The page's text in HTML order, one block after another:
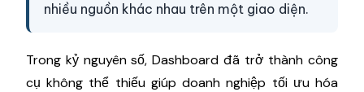
nhiều nguồn khác nhau trên một giao diện.
Trong kỷ nguyên số, Dashboard đã trở thành công
cụ không thể thiếu giúp doanh nghiệp tối ưu hóa